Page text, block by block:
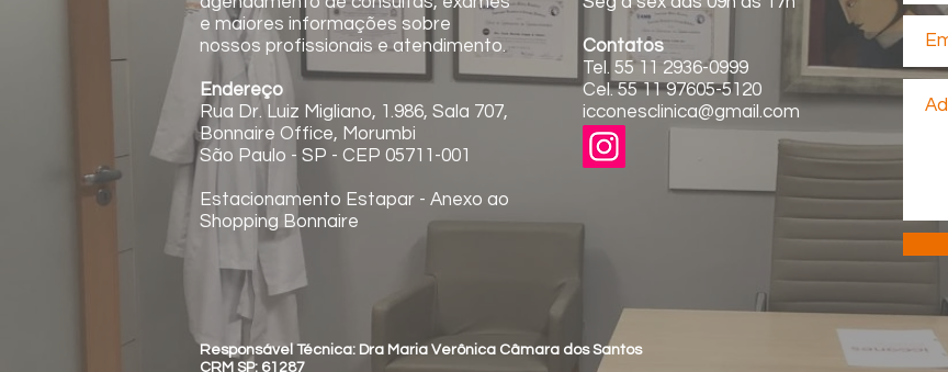
Contatos
Tel. 55 11 2936-0999
Cel. 55 11 97605-5120
icconesclinica@gmail.com
e maiores informações sobre
nossos profissionais e atendimento.
Endereço
Rua Dr. Luiz Migliano, 1.986, Sala 707,
Bonnaire Office, Morumbi
São Paulo - SP - CEP 05711-001
Estacionamento Estapar - Anexo ao
Shopping Bonnaire
Responsável Técnica: Dra Maria Verônica Câmara dos Santos
CRM SP: 61287